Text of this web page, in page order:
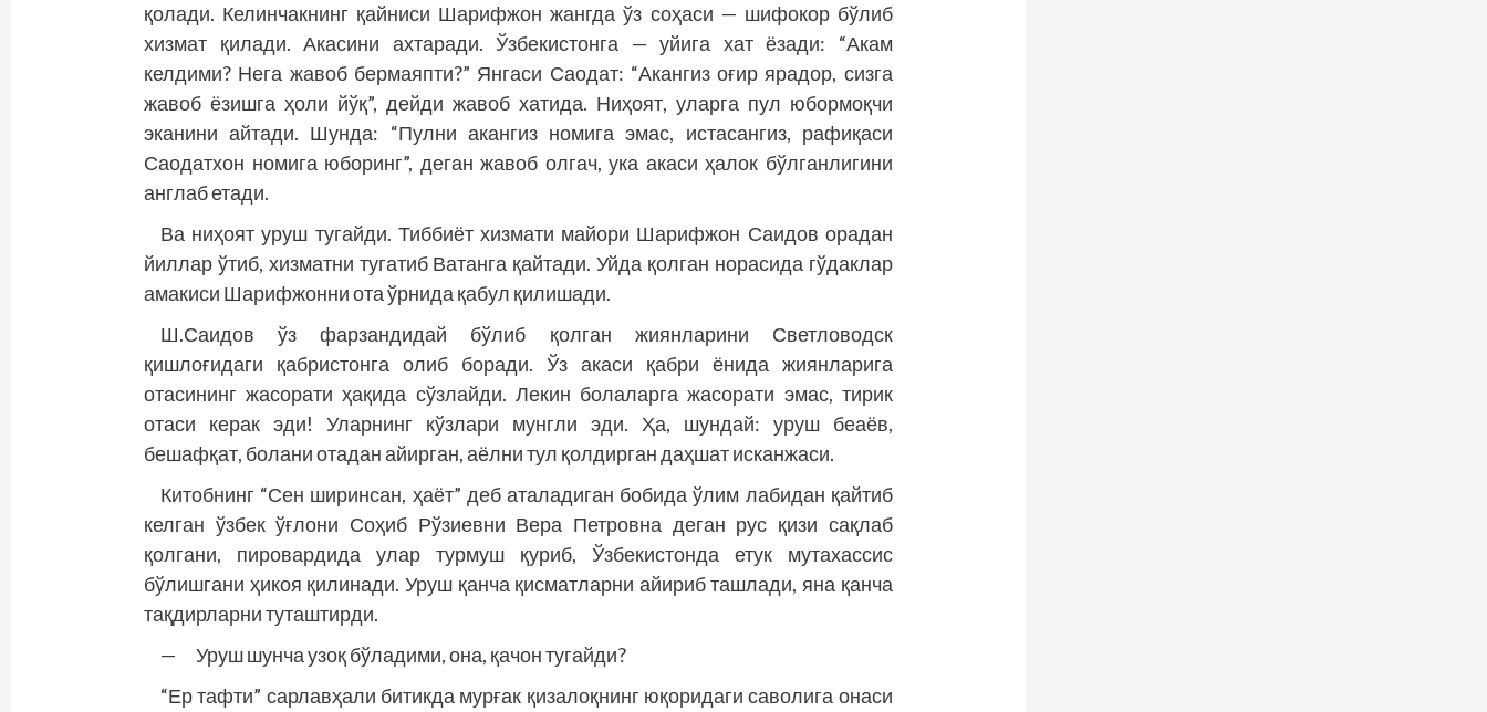
қолади. Келинчакнинг қайниси Шарифжон жангда ўз соҳаси — шифокор бўлиб
хизмат қилади. Акасини ахтаради. Ўзбекистонга — уйига хат ёзади: “Акам
келдими? Нега жавоб бермаяпти?” Янгаси Саодат: “Акангиз оғир ярадор, сизга
жавоб ёзишга ҳоли йўқ”, дейди жавоб хатида. Ниҳоят, уларга пул юбормоқчи
эканини айтади. Шунда: “Пулни акангиз номига эмас, истасангиз, рафиқаси
Саодатхон номига юборинг”, деган жавоб олгач, ука акаси ҳалок бўлганлигини
англаб етади.
Ва ниҳоят уруш тугайди. Тиббиёт хизмати майори Шарифжон Саидов орадан
йиллар ўтиб, хизматни тугатиб Ватанга қайтади. Уйда қолган норасида гўдаклар
амакиси Шарифжонни ота ўрнида қабул қилишади.
Ш.Саидов ўз фарзандидай бўлиб қолган жиянларини Светловодск
қишлоғидаги қабристонга олиб боради. Ўз акаси қаб­­ри ёнида жиянларига
отасининг жасорати ҳақида сўзлайди. Лекин болаларга жасорати эмас, тирик
отаси керак эди! Уларнинг кўзлари мунгли эди. Ҳа, шундай: уруш беаёв,
бешафқат, болани отадан айирган, аёлни тул қолдирган даҳшат исканжаси.
Китобнинг “Сен ширинсан, ҳаёт” деб аталадиган бобида ўлим лабидан қайтиб
келган ўзбек ўғлони Соҳиб Рўзиевни Вера Пет­ровна деган рус қизи сақлаб
қолгани, пировардида улар турмуш қуриб, Ўзбекистонда етук мутахассис
бўлишгани ҳикоя қилинади. Уруш қанча қисматларни айириб ташлади, яна қанча
тақдирларни туташтирди.
— Уруш шунча узоқ бўладими, она, қачон тугайди?
“Ер тафти” сарлавҳали битикда мурғак қизалоқнинг юқоридаги саволига онаси